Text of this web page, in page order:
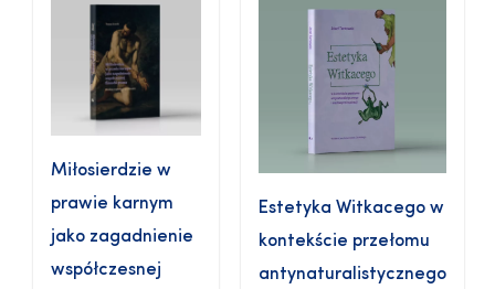
Miłosierdzie w
prawie karnym
jako zagadnienie
współczesnej
Estetyka Witkacego w
kontekście przełomu
antynaturalistycznego